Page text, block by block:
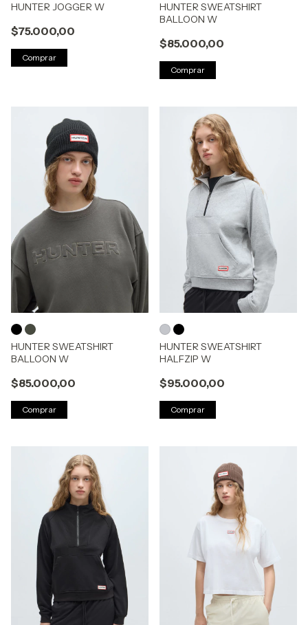
HUNTER JOGGER W
$75.000,00
Comprar
HUNTER SWEATSHIRT
BALLOON W
$85.000,00
Comprar
HUNTER SWEATSHIRT
BALLOON W
$85.000,00
Comprar
HUNTER SWEATSHIRT
HALFZIP W
$95.000,00
Comprar